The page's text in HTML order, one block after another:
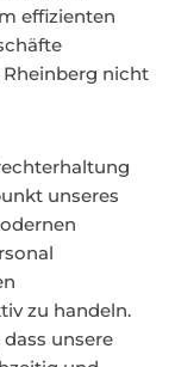
effizienten
nicht
unseres
zu handeln.
unsere